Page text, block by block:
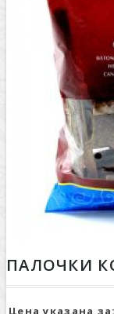
ПАЛОЧКИ
Цена указана за: